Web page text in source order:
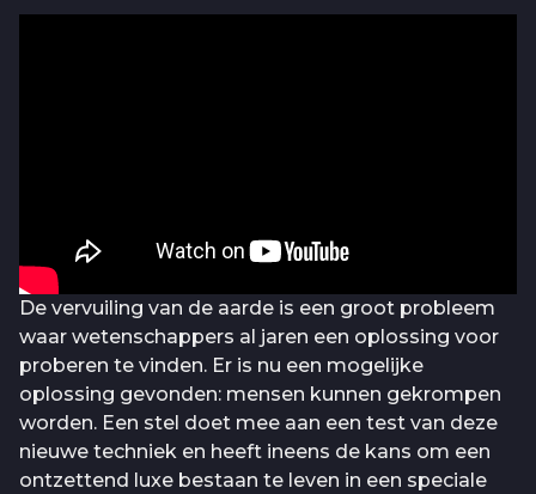
De vervuiling van de aarde is een groot probleem
waar wetenschappers al jaren een oplossing voor
proberen te vinden. Er is nu een mogelijke
oplossing gevonden: mensen kunnen gekrompen
worden. Een stel doet mee aan een test van deze
nieuwe techniek en heeft ineens de kans om een
ontzettend luxe bestaan te leven in een speciale